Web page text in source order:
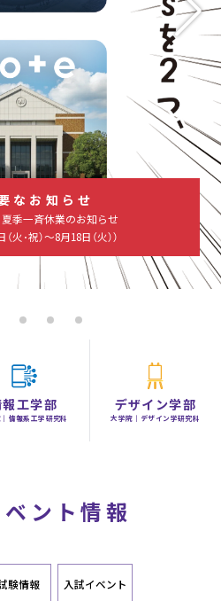
なお知らせ
夏季一斉休業のお知らせ
火･祝）～8月18日（火））
工学部
情報系工学研究科
デザイン学部
大学院｜デザイン学研究科
ベント情報
験情報 入試イベント